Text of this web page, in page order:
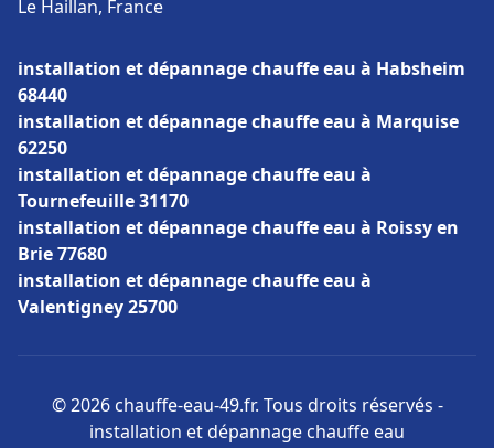
Le Haillan, France
installation et dépannage chauffe eau à Habsheim
68440
installation et dépannage chauffe eau à Marquise
62250
installation et dépannage chauffe eau à
Tournefeuille 31170
installation et dépannage chauffe eau à Roissy en
Brie 77680
installation et dépannage chauffe eau à
Valentigney 25700
© 2026 chauffe-eau-49.fr. Tous droits réservés -
installation et dépannage chauffe eau